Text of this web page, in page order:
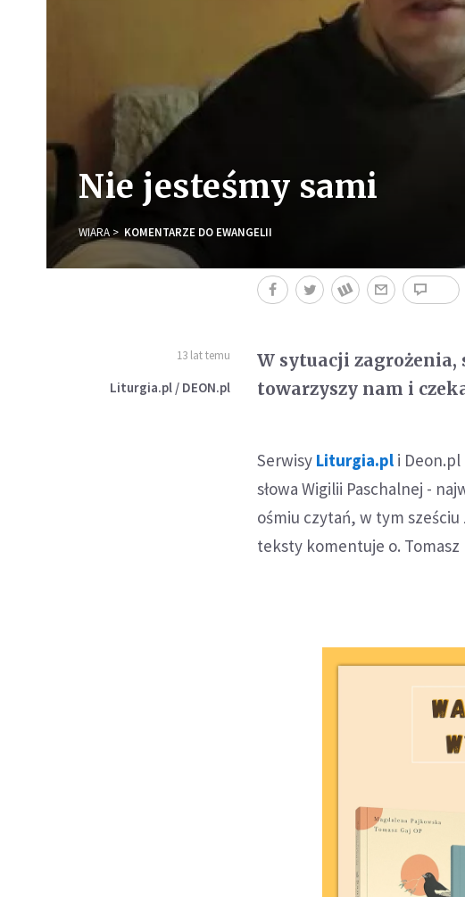
Nie jesteśmy sami
WIARA KOMENTARZE DO EWANGELII
13 lat temu
Liturgia.pl / DEON.pl
W sytuacji zagrożenia,
towarzyszy nam i
Serwisy Liturgia.pl i
słowa Wigilii Paschalnej -
ośmiu czytań, w tym
teksty komentuje o.